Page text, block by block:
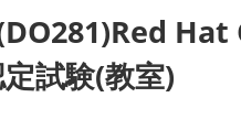
試験(教室)